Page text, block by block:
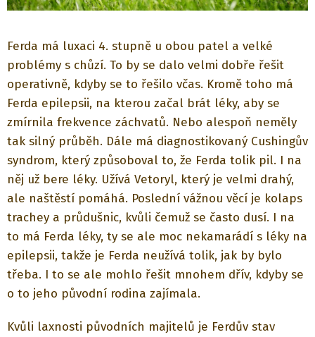
Ferda má luxaci 4. stupně u obou patel a velké
problémy s chůzí. To by se dalo velmi dobře řešit
operativně, kdyby se to řešilo včas. Kromě toho má
Ferda epilepsii, na kterou začal brát léky, aby se
zmírnila frekvence záchvatů. Nebo alespoň neměly
tak silný průběh. Dále má diagnostikovaný Cushingův
syndrom, který způsoboval to, že Ferda tolik pil. I na
něj už bere léky. Užívá Vetoryl, který je velmi drahý,
ale naštěstí pomáhá. Poslední vážnou věcí je kolaps
trachey a průdušnic, kvůli čemuž se často dusí. I na
to má Ferda léky, ty se ale moc nekamarádí s léky na
epilepsii, takže je Ferda neužívá tolik, jak by bylo
třeba. I to se ale mohlo řešit mnohem dřív, kdyby se
o to jeho původní rodina zajímala.
Kvůli laxnosti původních majitelů je Ferdův stav